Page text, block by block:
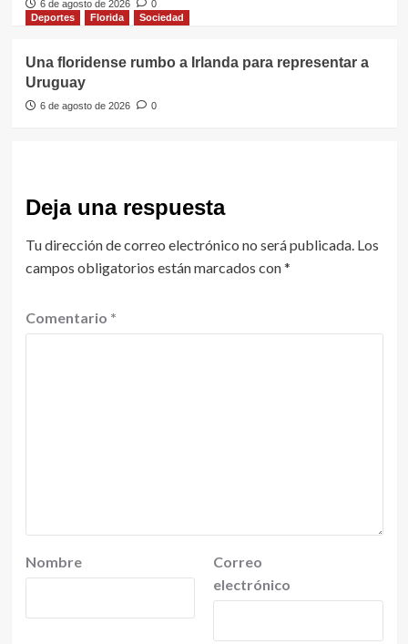
6 de agosto de 2026
0
Deportes
Florida Sociedad
Una floridense rumbo a Irlanda para representar a
Uruguay
6 de agosto de 2026 0
Deja una respuesta
Tu dirección de correo electrónico no será publicada. Los
campos obligatorios están marcados con*
Comentario *
Nombre
Correo
electrónico